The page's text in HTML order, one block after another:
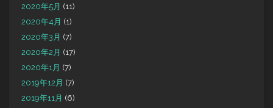
2020年5月 (11)
2020年4月 (1)
2020年3月 (7)
2020年2月 (17)
2020年1月 (7)
2019年12月 (7)
2019年11月 (6)